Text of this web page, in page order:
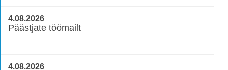
4.08.2026
Päästjate töömailt
4.08.2026